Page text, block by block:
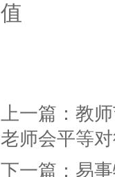
值
上一篇： 教
老师会平等
下一篇： 易